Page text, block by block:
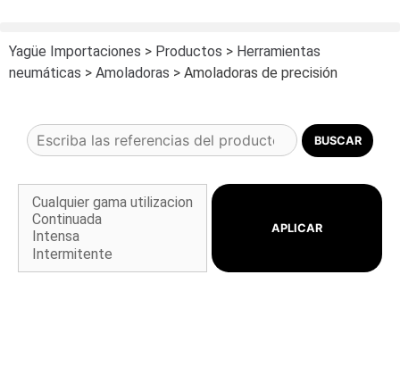
Yagüe Importaciones > Productos > Herramientas
neumáticas > Amoladoras > Amoladoras de precisión
APLICAR